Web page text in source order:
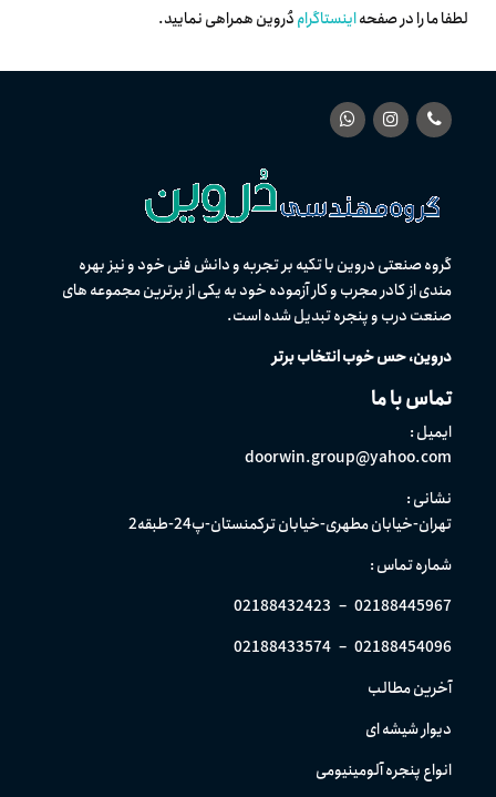
لطفا ما را در صفحهاینستاگرامدُروین همراهی نمایید.
گروه صنعتی دروین با تکیه بر تجربه و دانش فنی خود و نیز بهره
مندی از كادر مجرب و کار آزموده خود به یکی از برترین مجموعه های
صنعت درب و پنجره تبدیل شده است.
دروین، حس خوب انتخاب برتر
تماس با ما
ایمیل :
doorwin.group@yahoo.com
نشانی :
تهران-خیابان مطهری-خیابان ترکمنستان-پ24-طبقه2
شماره تماس :
02188445967
–
02188432423
02188454096
–
02188433574
آخرین مطالب
دیوار شیشه ای
انواع پنجره آلومینیومی